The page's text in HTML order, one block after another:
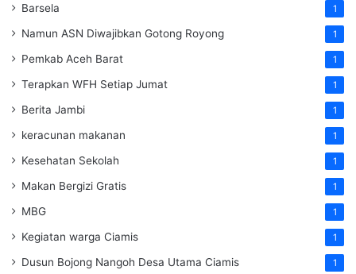
Barsela 1
Namun ASN Diwajibkan Gotong Royong 1
Pemkab Aceh Barat 1
Terapkan WFH Setiap Jumat 1
Berita Jambi 1
keracunan makanan 1
Kesehatan Sekolah 1
Makan Bergizi Gratis 1
MBG 1
Kegiatan warga Ciamis 1
Dusun Bojong Nangoh Desa Utama Ciamis 1